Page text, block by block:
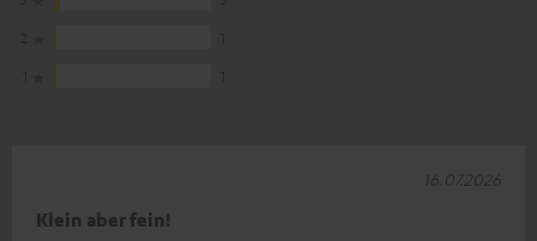
Klein aber fein!
16.07.2026